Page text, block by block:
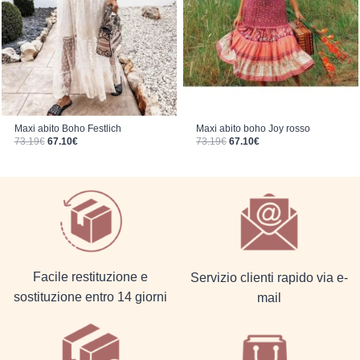
Maxi abito Boho Festlich
73.19€ Il prezzo originale era: 73.19€.
67.10€Il prezzo attuale è: 67.10€.
Maxi abito boho Joy rosso
73.19€ Il prezzo originale era: 73.19€.
67.10€Il prezzo attuale è: 67.10€.
Facile restituzione e
sostituzione entro 14 giorni
Servizio clienti rapido via e-
mail